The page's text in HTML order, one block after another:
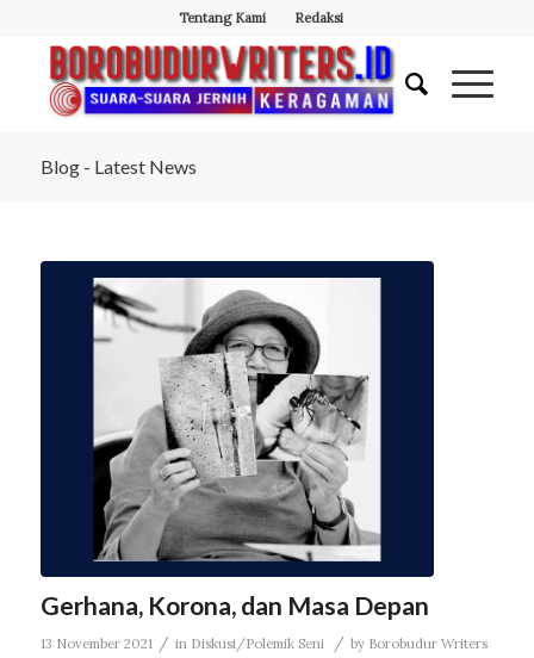
Tentang Kami Redaksi
Blog - Latest News
Gerhana, Korona, dan Masa Depan
13 November 2021 / in Diskusi/Polemik Seni / by Borobudur Writers